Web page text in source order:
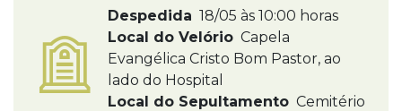
Despedida 18/05 às 10:00 horas
Local do Velório Capela
Evangélica Cristo Bom Pastor, ao
lado do Hospital
Local do Sepultamento Cemitério